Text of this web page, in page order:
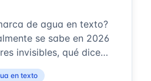
de agua en texto?
se sabe en 2026
invisibles, qué dice
comprobar tú mismo.
en texto